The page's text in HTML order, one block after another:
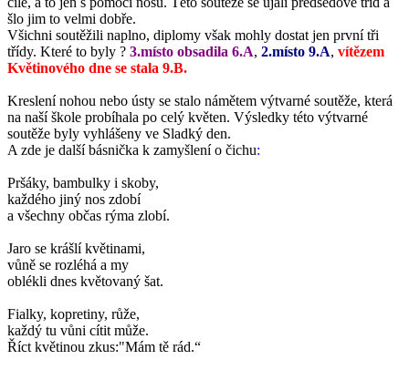
šlo jim to velmi dobře.
Všichni soutěžili naplno, diplomy však mohly dostat jen první tři
třídy. Které to byly ? 3.místo obsadila 6.A, 2.místo 9.A, vítězem
Květinového dne se stala 9.B.
Kreslení nohou nebo ústy se stalo námětem výtvarné soutěže, která
na naší škole probíhala po celý květen. Výsledky této výtvarné
soutěže byly vyhlášeny ve Sladký den.
A zde je další básnička k zamyšlení o čichu:
Pršáky, bambulky i skoby,
každého jiný nos zdobí
a všechny občas rýma zlobí.
Jaro se krášlí květinami,
vůně se rozléhá a my
oblékli dnes květovaný šat.
Fialky, kopretiny, růže,
každý tu vůni cítit může.
Říct květinou zkus:"Mám tě rád.“